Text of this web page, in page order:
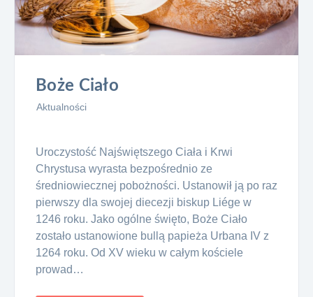
Boże Ciało
Aktualności
Uroczystość Najświętszego Ciała i Krwi
Chrystusa wyrasta bezpośrednio ze
średniowiecznej pobożności. Ustanowił ją po raz
pierwszy dla swojej diecezji biskup Liége w
1246 roku. Jako ogólne święto, Boże Ciało
zostało ustanowione bullą papieża Urbana IV z
1264 roku. Od XV wieku w całym kościele
prowad…